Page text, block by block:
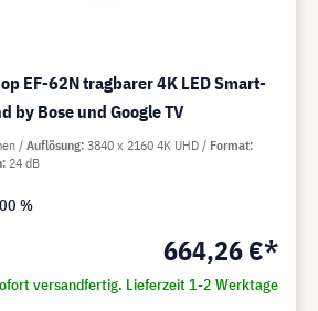
EF-62N tragbarer 4K LED Smart-
by Bose und Google TV
664,26 €*
versandfertig. Lieferzeit 1-2 Werktage
Auflösung 3840 x 2160 4K UHD
Format
24 dB
%